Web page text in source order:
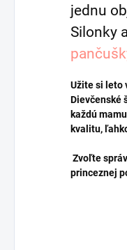
jednu
Silonky
Užite si leto
Dievčenské
každú
kvalitu,
Zvoľte
princeznej